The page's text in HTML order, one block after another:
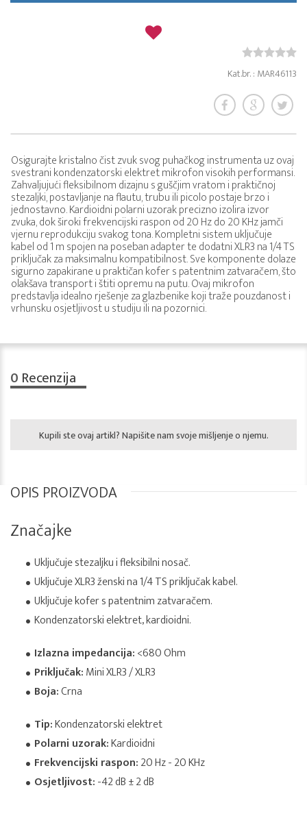
Kat.br. : MAR46113
Osigurajte kristalno čist zvuk svog puhačkog instrumenta uz ovaj
svestrani kondenzatorski elektret mikrofon visokih performansi.
Zahvaljujući fleksibilnom dizajnu s guščjim vratom i praktičnoj
stezaljki, postavljanje na flautu, trubu ili picolo postaje brzo i
jednostavno. Kardioidni polarni uzorak precizno izolira izvor
zvuka, dok široki frekvencijski raspon od 20 Hz do 20 KHz jamči
vjernu reprodukciju svakog tona. Kompletni sistem uključuje
kabel od 1 m spojen na poseban adapter te dodatni XLR3 na 1/4 TS
priključak za maksimalnu kompatibilnost. Sve komponente dolaze
sigurno zapakirane u praktičan kofer s patentnim zatvaračem, što
olakšava transport i štiti opremu na putu. Ovaj mikrofon
predstavlja idealno rješenje za glazbenike koji traže pouzdanost i
vrhunsku osjetljivost u studiju ili na pozornici.
0 Recenzija
Kupili ste ovaj artikl? Napišite nam svoje mišljenje o njemu.
OPIS PROIZVODA
Značajke
Uključuje stezaljku i fleksibilni nosač.
Uključuje XLR3 ženski na 1/4 TS priključak kabel.
Uključuje kofer s patentnim zatvaračem.
Kondenzatorski elektret, kardioidni.
Izlazna impedancija:<680 Ohm
Priključak:Mini XLR3 / XLR3
Boja:Crna
Tip:Kondenzatorski elektret
Polarni uzorak:Kardioidni
Frekvencijski raspon:20 Hz - 20 KHz
Osjetljivost:-42 dB ± 2 dB